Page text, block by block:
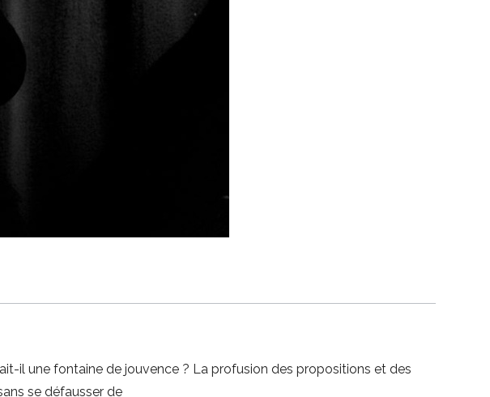
il une fontaine de jouvence ? La profusion des propositions et des
se défausser de